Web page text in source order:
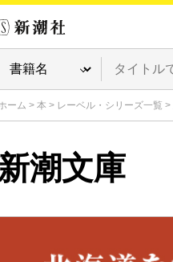
ーム > 本 > レーベル・シリーズ一覧 >
潮文庫